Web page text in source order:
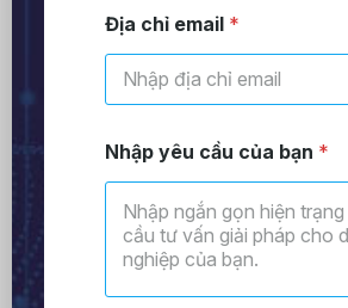
Địa chỉ email *
Nhập yêu cầu của bạn *